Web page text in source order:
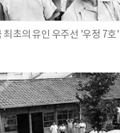
초의 유인 우주선 '우정 7호